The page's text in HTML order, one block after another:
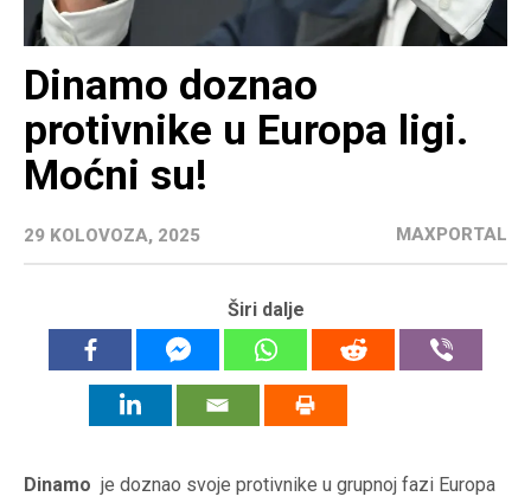
Dinamo doznao
protivnike u Europa ligi.
Moćni su!
29 KOLOVOZA, 2025 MAXPORTAL
Širi dalje
Dinamo je doznao svoje protivnike u grupnoj fazi Europa